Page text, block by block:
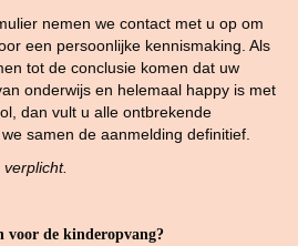
nemen we contact met u op om
een persoonlijke kennismaking. Als
tot de conclusie komen dat uw
onderwijs en helemaal happy is met
dan vult u alle ontbrekende
samen de aanmelding definitief.
de kinderopvang?